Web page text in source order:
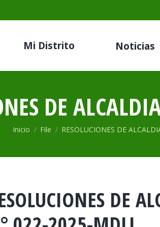
Mi Distrito Noticias
DE
Estás aquí:
Inicio File RESOLUCIONES DE
DE